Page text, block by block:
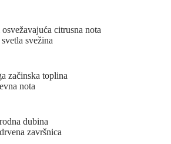
citrusna nota
svežina
začinska toplina
nota
dubina
završnica